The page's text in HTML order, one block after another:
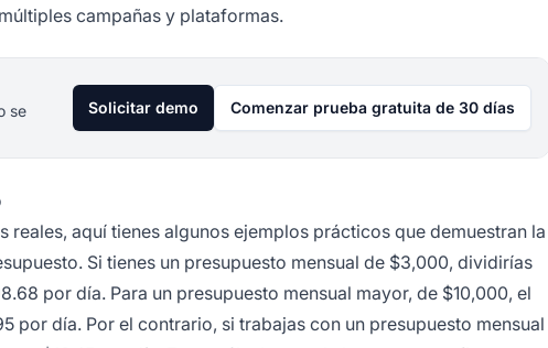
campañas y plataformas.
se
Solicitar demo Comenzar prueba gratuita de 30 días
aquí tienes algunos ejemplos prácticos que demuestran la
Si tienes un presupuesto mensual de $3,000, dividirías
por día. Para un presupuesto mensual mayor, de $10,000, el
por día. Por el contrario, si trabajas con un presupuesto mensual